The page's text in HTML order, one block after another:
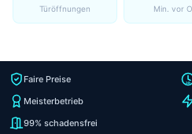
Türöffnungen Min. vor
Faire Preise
Meisterbetrieb
99% schadensfrei